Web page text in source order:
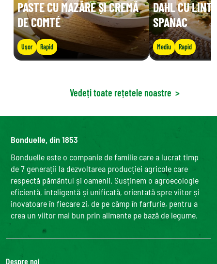
PASTE CU MAZĂRE ȘI CREMĂ
DE COMTÉ
Ușor Rapid
DAHL CU
SPANAC
Mediu Rapid
Vedeți toate rețetele noastre >
Bonduelle, din 1853
Bonduelle este o companie de familie care a lucrat timp
de 7 generații la dezvoltarea producției agricole care
respectă pământul și oamenii. Susținem o agroecologie
eficientă, inteligentă și unificată, orientată spre viitor și
inovatoare în fiecare zi, de pe câmp în farfurie, pentru a
crea un viitor mai bun prin alimente pe bază de legume.
Despre noi